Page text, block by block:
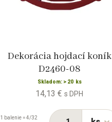
Dekorácia hojdací koník
D2460-08
Skladom: > 20 ks
14,13 € s DPH
1 balenie = 4/32